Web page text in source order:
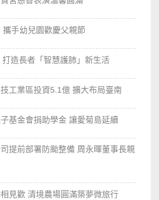
手幼兒園歡慶父親節
造長者「智慧護肺」新生活
工業區投資5.1億 擴大布局臺南
基金會捐助學金 讓愛菊島延續
提前部署防颱整備 周永暉董事長親
見歡 清境農場圓滿築夢微旅行